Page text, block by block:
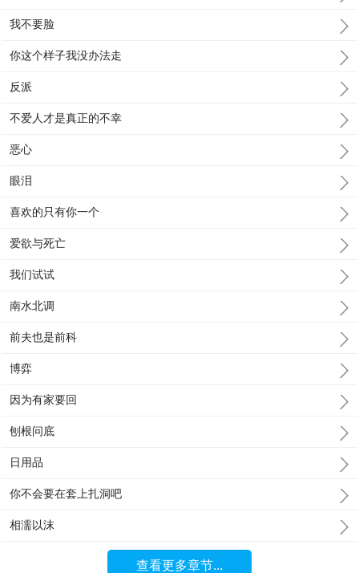
我不要脸
你这个样子我没办法走
反派
不爱人才是真正的不幸
恶心
眼泪
喜欢的只有你一个
爱欲与死亡
我们试试
南水北调
前夫也是前科
博弈
因为有家要回
刨根问底
日用品
你不会要在套上扎洞吧
相濡以沫
查看更多章节...